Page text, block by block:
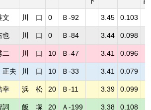
川 口 0 Ｂ-92 3.45 0.103
也 川 口 0 Ｂ-84 3.44 0.098
川 口 10 Ｂ-47 3.41 0.096
夫 川 口 10 Ｂ-33 3.41 0.079
幸 浜 松 20 Ｂ-11 3.39 0.099
飯 塚 20 Ａ-199 3.38 0.108